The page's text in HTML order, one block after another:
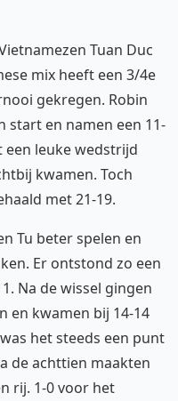
Tuan Duc
mix heeft een 3/4e
gekregen. Robin
start en namen een 11-
leuke wedstrijd
kwamen. Toch
met 21-19.
Tu beter spelen en
Er ontstond zo een
Na de wissel gingen
en kwamen bij 14-14
het steeds een punt
de achttien maakten
rij. 1-0 voor het